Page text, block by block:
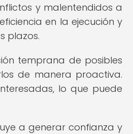
y malentendidos a
en la ejecución y
plazos.
temprana de posibles
de manera proactiva.
lo que puede
a generar confianza y